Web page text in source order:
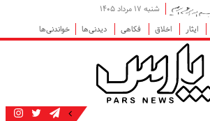
شنبه ۱۷ مرداد ۱۴۰۵
ایثار اخلاق فکاهی دیدنی‌ها خواندنی‌ها